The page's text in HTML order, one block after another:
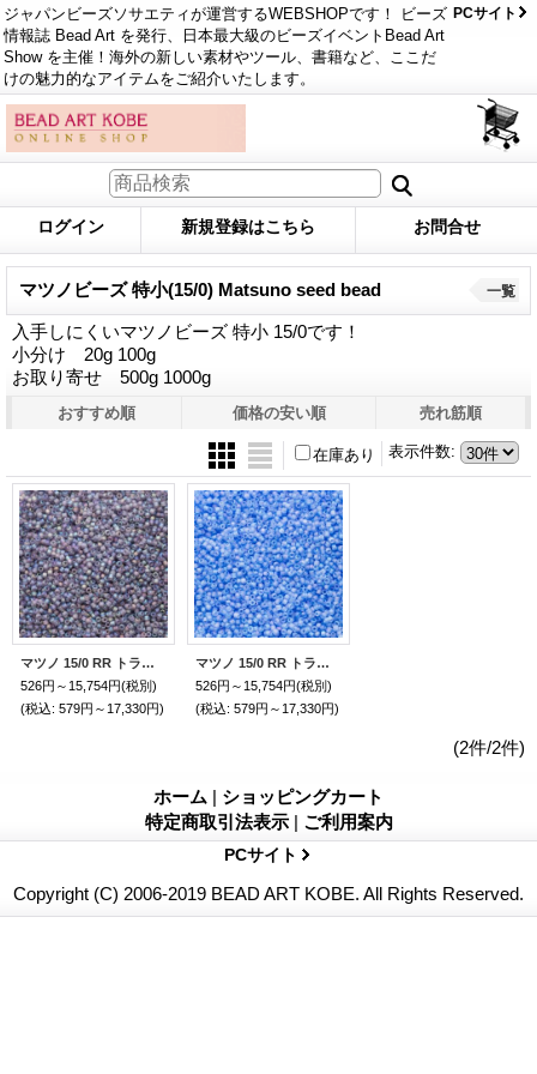
ジャパンビーズソサエティが運営するWEBSHOPです！ ビーズ
情報誌 Bead Art を発行、日本最大級のビーズイベントBead Art
Show を主催！海外の新しい素材やツール、書籍など、ここだ
けの魅力的なアイテムをご紹介いたします。
PCサイト
ログイン 新規登録はこちら お問合せ
マツノビーズ 特小(15/0) Matsuno seed bead
入手しにくいマツノビーズ 特小 15/0です！
小分け 20g 100g
お取り寄せ 500g 1000g
一覧
おすすめ順 価格の安い順 売れ筋順
表示件数:
在庫あり
マツノ 15/0 RR トランスペアレント フロスト AB
526円～15,754円(税別)
(税込: 579円～17,330円)
マツノ 15/0 RR トランスペアレント フロスト AB
526円～15,754円(税別)
(税込: 579円～17,330円)
(2件/2件)
ホーム | ショッピングカート
特定商取引法表示 | ご利用案内
PCサイト
Copyright (C) 2006-2019 BEAD ART KOBE. All Rights Reserved.